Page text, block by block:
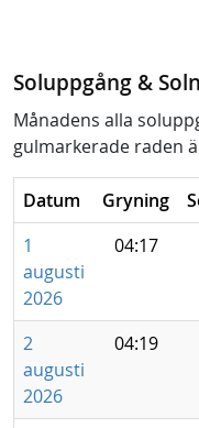
Soluppgång &
Månadens alla
gulmarkerade raden
Datum Gryning
1
augusti
2026
04:17
2
augusti
2026
04:19